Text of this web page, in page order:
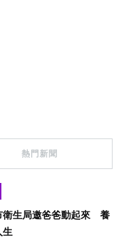
熱門新聞
衛生局邀爸爸動起來 養
生